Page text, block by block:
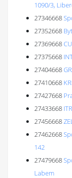
1090/3,
27346668
27352668
27369668
27375668
27404668
27410668
27427668
27433668
27456668
27462668
142
27479668
Labem